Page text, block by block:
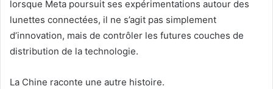
lorsque Meta poursuit ses expérimentations autour des
lunettes connectées, il ne s’agit pas simplement
d’innovation, mais de contrôler les futures couches de
distribution de la technologie.
La Chine raconte une autre histoire.